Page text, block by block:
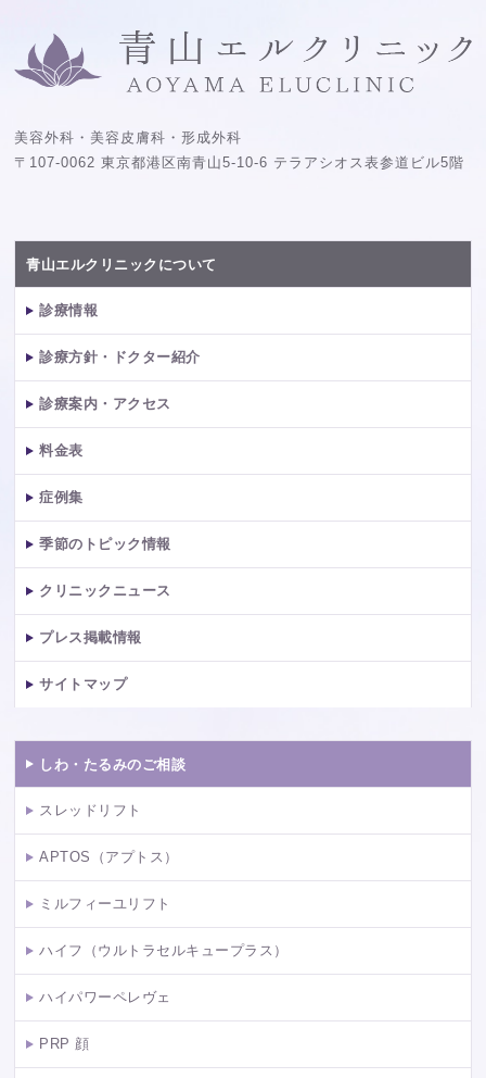
美容外科・美容皮膚科・形成外科
〒107-0062 東京都港区南青山5-10-6 テラアシオス表参道ビル5階
青山エルクリニックについて
診療情報
診療方針・ドクター紹介
診療案内・アクセス
料金表
症例集
季節のトピック情報
クリニックニュース
プレス掲載情報
サイトマップ
しわ・たるみのご相談
スレッドリフト
APTOS（アプトス）
ミルフィーユリフト
ハイフ（ウルトラセルキュープラス）
ハイパワーペレヴェ
PRP 顔